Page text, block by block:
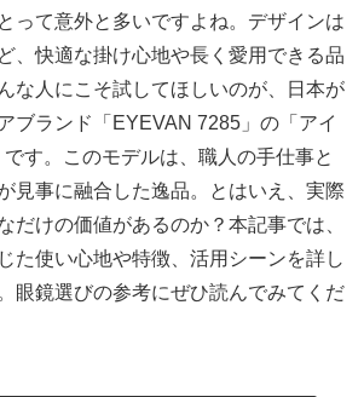
って意外と多いですよね。デザインは
、快適な掛け心地や長く愛用できる品
な人にこそ試してほしいのが、日本が
ブランド「EYEVAN 7285」の「アイ
す。このモデルは、職人の手仕事と
見事に融合した逸品。とはいえ、実際
だけの価値があるのか？本記事では、
た使い心地や特徴、活用シーンを詳し
眼鏡選びの参考にぜひ読んでみてくだ